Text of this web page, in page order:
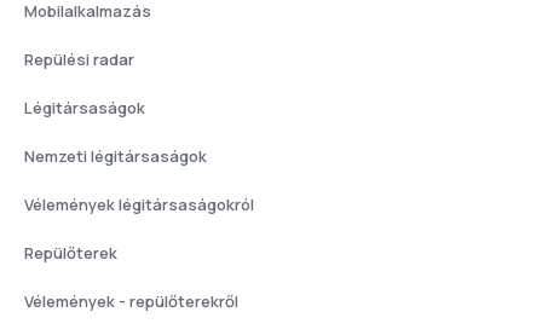
Mobilalkalmazás
Repülési radar
Légitársaságok
Nemzeti légitársaságok
Vélemények légitársaságokról
Repülőterek
Vélemények - repülőterekről